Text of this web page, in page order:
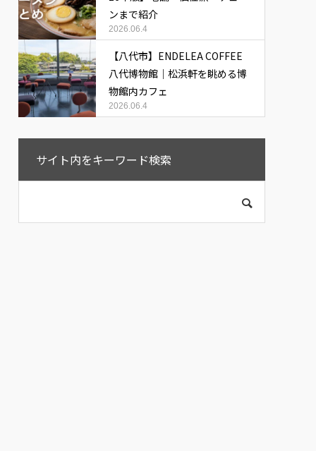
ンまで紹介
2026.06.4
【八代市】ENDELEA COFFEE
八代博物館｜松浜軒を眺める博
物館内カフェ
2026.06.4
サイト内をキーワード検索